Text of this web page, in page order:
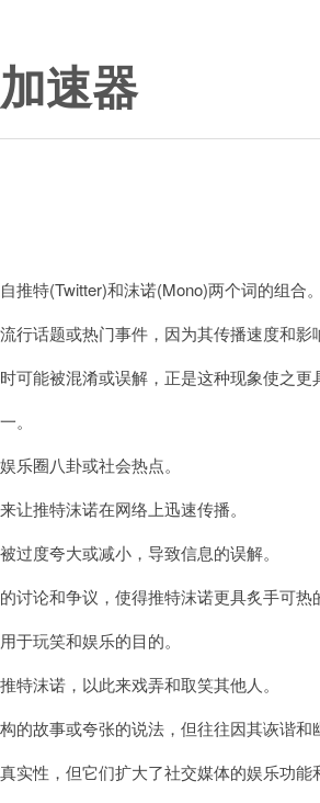
速器
特(Twitter)和沫诺(Mono)两个词的组合。
话题或热门事件，因为其传播速度和影
能被混淆或误解，正是这种现象使之更
。
圈八卦或社会热点。
推特沫诺在网络上迅速传播。
度夸大或减小，导致信息的误解。
论和争议，使得推特沫诺更具炙手可热
玩笑和娱乐的目的。
沫诺，以此来戏弄和取笑其他人。
故事或夸张的说法，但往往因其诙谐和
性，但它们扩大了社交媒体的娱乐功能